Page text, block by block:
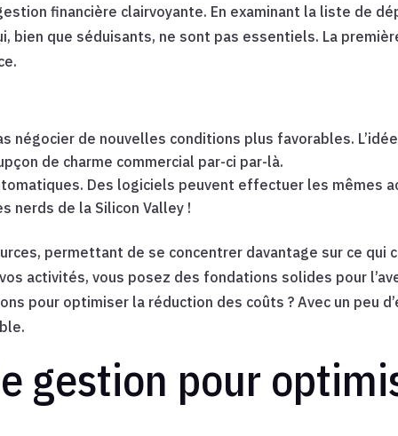
financière clairvoyante. En examinant la liste de
bien que séduisants, ne sont pas essentiels. La
négocier de nouvelles conditions plus favorables.
de charme commercial par-ci par-là.
Des logiciels peuvent effectuer les mêmes
nerds de la Silicon Valley !
permettant de se concentrer davantage sur ce qui
activités, vous posez des fondations solides pour
pour optimiser la réduction des coûts ? Avec un peu
gestion pour